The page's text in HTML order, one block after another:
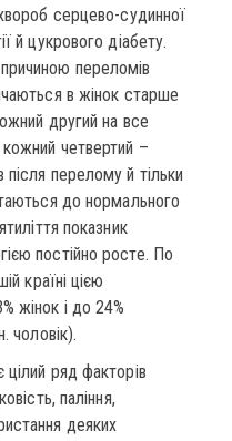
серцево-судинної
й цукрового діабету.
переломів
в жінок старше
другий на все
четвертий –
перелому й тільки
до нормального
показник
постійно росте. По
країні цією
жінок і до 24%
чоловік).
ряд факторів
паління,
деяких